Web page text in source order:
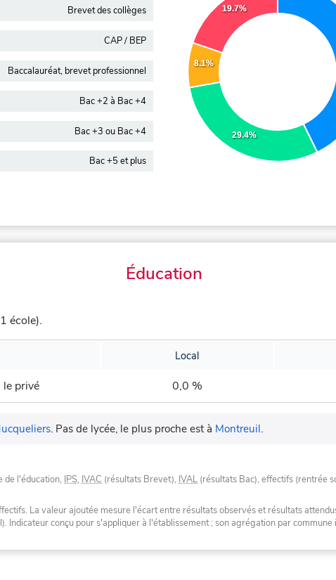
Brevet des collèges
CAP / BEP
Baccalauréat, brevet professionnel
Bac +2 à Bac +4
Bac +3 ou Bac +4
Bac +5 et plus
29.4%
8.1%
19.7%
Éducation
école).
Local
le privé 0,0 %
. Pas de lycée, le plus proche est à Montreuil.
de l'éducation, IPS, IVAC (résultats Brevet), IVAL (résultats Bac), effectifs (rentrée
La valeur ajoutée mesure l'écart entre résultats observés et résultats
Indicateur conçu pour s'appliquer à l'établissement ; son agrégation par commune